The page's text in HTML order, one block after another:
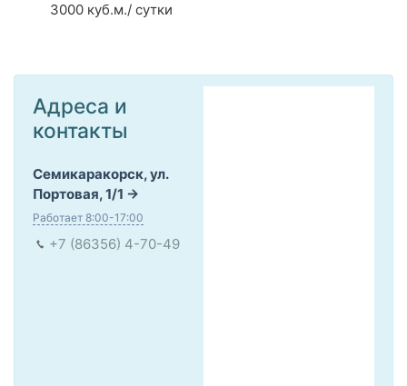
3000 куб.м./ сутки
Адреса и
контакты
Семикаракорск, ул.
Портовая, 1/1
Работает 8:00-17:00
+7 (86356) 4-70-49